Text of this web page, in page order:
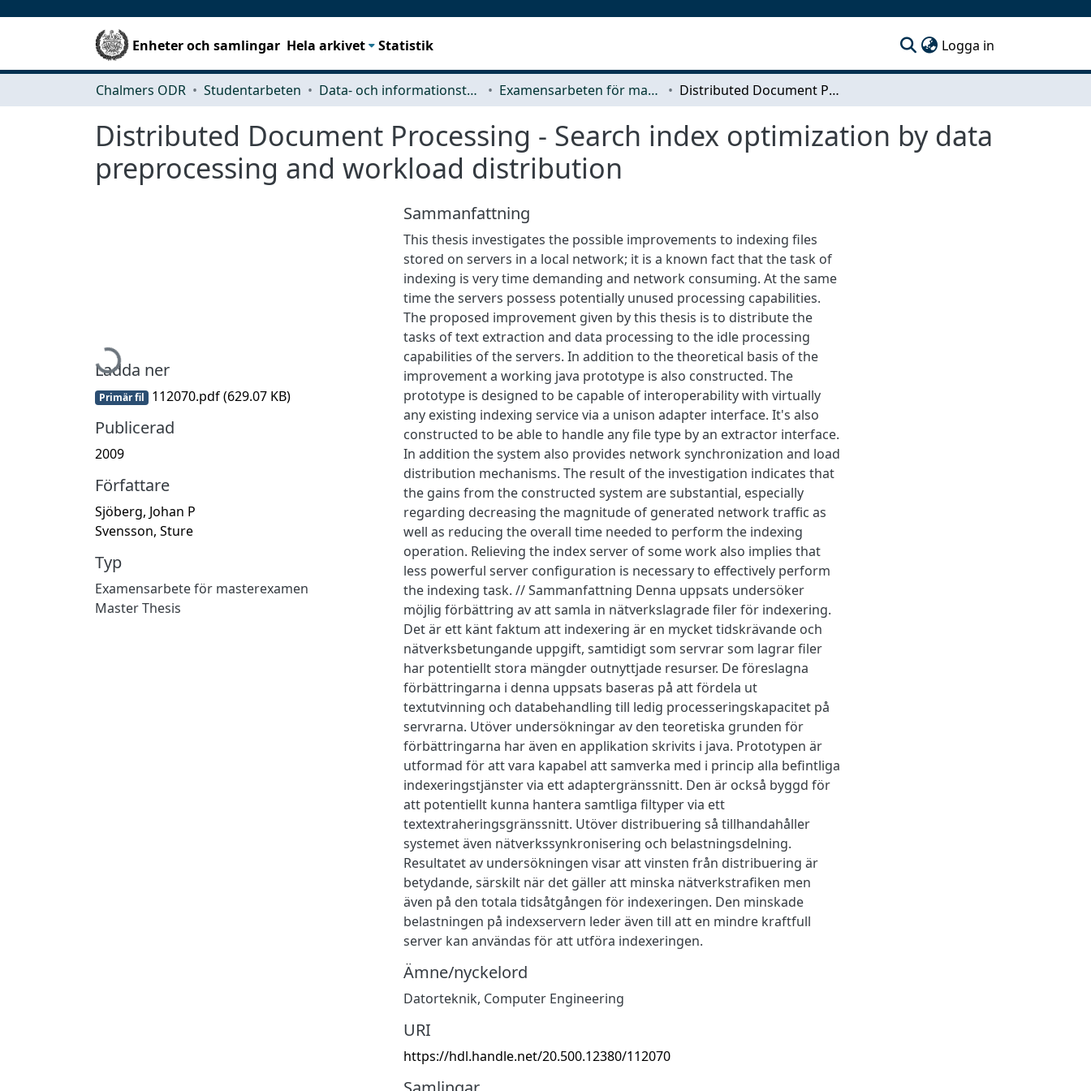
Enheter och samlingar Hela arkivet Statistik Logga in
Chalmers ODR Studentarbeten Data- och informationsteknik (CSE) Examensarbeten för masterexamen Distributed Document Processing - Search index optimization by data preprocessing and workload distribution
Distributed Document Processing - Search index optimization by data
preprocessing and workload distribution
Hämtar...
Ladda ner
Primär fil 112070.pdf(629.07 KB)
Publicerad
2009
Författare
Sjöberg, Johan P
Svensson, Sture
Typ
Examensarbete för masterexamen
Master Thesis
Sammanfattning
This thesis investigates the possible improvements to indexing files
stored on servers in a local network; it is a known fact that the task of
indexing is very time demanding and network consuming. At the same
time the servers possess potentially unused processing capabilities.
The proposed improvement given by this thesis is to distribute the
tasks of text extraction and data processing to the idle processing
capabilities of the servers. In addition to the theoretical basis of the
improvement a working java prototype is also constructed. The
prototype is designed to be capable of interoperability with virtually
any existing indexing service via a unison adapter interface. It's also
constructed to be able to handle any file type by an extractor interface.
In addition the system also provides network synchronization and load
distribution mechanisms. The result of the investigation indicates that
the gains from the constructed system are substantial, especially
regarding decreasing the magnitude of generated network traffic as
well as reducing the overall time needed to perform the indexing
operation. Relieving the index server of some work also implies that
less powerful server configuration is necessary to effectively perform
the indexing task. // Sammanfattning Denna uppsats undersöker
möjlig förbättring av att samla in nätverkslagrade filer för indexering.
Det är ett känt faktum att indexering är en mycket tidskrävande och
nätverksbetungande uppgift, samtidigt som servrar som lagrar filer
har potentiellt stora mängder outnyttjade resurser. De föreslagna
förbättringarna i denna uppsats baseras på att fördela ut
textutvinning och databehandling till ledig processeringskapacitet på
servrarna. Utöver undersökningar av den teoretiska grunden för
förbättringarna har även en applikation skrivits i java. Prototypen är
utformad för att vara kapabel att samverka med i princip alla befintliga
indexeringstjänster via ett adaptergränssnitt. Den är också byggd för
att potentiellt kunna hantera samtliga filtyper via ett
textextraheringsgränssnitt. Utöver distribuering så tillhandahåller
systemet även nätverkssynkronisering och belastningsdelning.
Resultatet av undersökningen visar att vinsten från distribuering är
betydande, särskilt när det gäller att minska nätverkstrafiken men
även på den totala tidsåtgången för indexeringen. Den minskade
belastningen på indexservern leder även till att en mindre kraftfull
server kan användas för att utföra indexeringen.
Ämne/nyckelord
Datorteknik, Computer Engineering
URI
https://hdl.handle.net/20.500.12380/112070